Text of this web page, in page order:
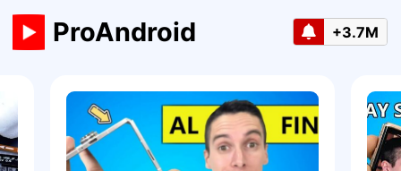
ProAndroid +3.7M